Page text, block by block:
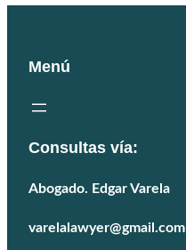
Menú
Consultas vía:
Abogado. Edgar Varela
varelalawyer@gmail.com